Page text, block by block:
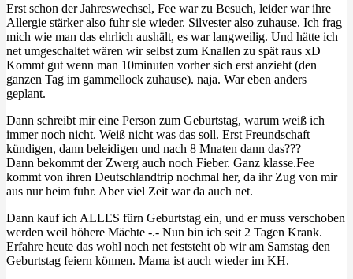
Erst schon der Jahreswechsel, Fee war zu Besuch, leider war ihre
Allergie stärker also fuhr sie wieder. Silvester also zuhause. Ich frag
mich wie man das ehrlich aushält, es war langweilig. Und hätte ich
net umgeschaltet wären wir selbst zum Knallen zu spät raus xD
Kommt gut wenn man 10minuten vorher sich erst anzieht (den
ganzen Tag im gammellock zuhause). naja. War eben anders
geplant.
Dann schreibt mir eine Person zum Geburtstag, warum weiß ich
immer noch nicht. Weiß nicht was das soll. Erst Freundschaft
kündigen, dann beleidigen und nach 8 Mnaten dann das???
Dann bekommt der Zwerg auch noch Fieber. Ganz klasse.Fee
kommt von ihren Deutschlandtrip nochmal her, da ihr Zug von mir
aus nur heim fuhr. Aber viel Zeit war da auch net.
Dann kauf ich ALLES fürn Geburtstag ein, und er muss verschoben
werden weil höhere Mächte -.- Nun bin ich seit 2 Tagen Krank.
Erfahre heute das wohl noch net feststeht ob wir am Samstag den
Geburtstag feiern können. Mama ist auch wieder im KH.